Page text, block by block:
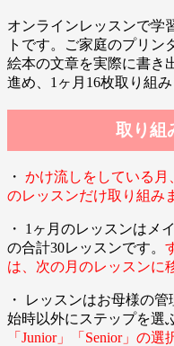
オンラインレッスンで学
トです。ご家庭のプリン
絵本の文章を実際に書き
進め、1ヶ月16枚取り組み
取り組
・ かけ流しをしている月
のレッスンだけ取り組み
・ 1ヶ月のレッスンはメ
の合計30レッスンです。
は、次の月のレッスンに
・ レッスンはお母様の
始時以外にステップを選
「Junior」「Senior」の